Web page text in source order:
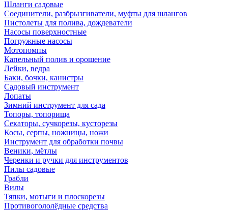
Шланги садовые
Соединители, разбрызгиватели, муфты для шлангов
Пистолеты для полива, дождеватели
Насосы поверхностные
Погружные насосы
Мотопомпы
Капельный полив и орошение
Лейки, ведра
Баки, бочки, канистры
Садовый инструмент
Лопаты
Зимний инструмент для сада
Топоры, топорища
Секаторы, сучкорезы, кусторезы
Косы, серпы, ножницы, ножи
Инструмент для обработки почвы
Веники, мётлы
Черенки и ручки для инструментов
Пилы садовые
Грабли
Вилы
Тяпки, мотыги и плоскорезы
Противогололёдные средства